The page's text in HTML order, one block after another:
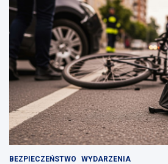
BEZPIECZEŃSTWO WYDARZENIA